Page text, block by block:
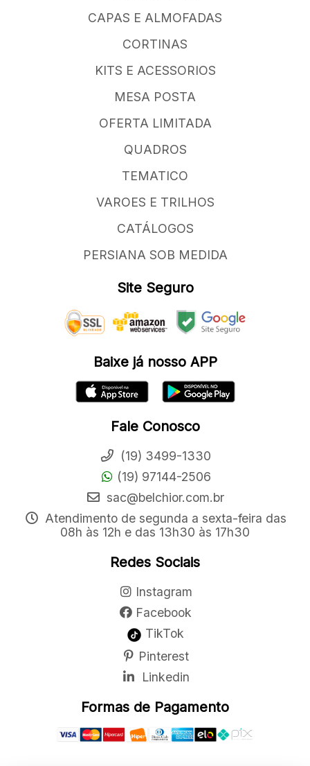
CAPAS E ALMOFADAS
CORTINAS
KITS E ACESSORIOS
MESA POSTA
OFERTA LIMITADA
QUADROS
TEMATICO
VAROES E TRILHOS
CATÁLOGOS
PERSIANA SOB MEDIDA
Site Seguro
Baixe já nosso APP
Fale Conosco
(19) 3499-1330
(19) 97144-2506
sac@belchior.com.br
Atendimento de segunda a sexta-feira das
08h às 12h e das 13h30 às 17h30
Redes Sociais
Instagram
Facebook
TikTok
Pinterest
Linkedin
Formas de Pagamento